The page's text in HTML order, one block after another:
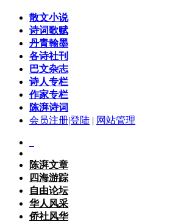
散文小说
诗词歌赋
丹青翰墨
各诗社刊
巴文杂志
诗人专栏
作家专栏
陈湃诗词
会员注册|登陆 | 网站管理
陈湃文章
四海游踪
自由论坛
华人风采
侨社风华